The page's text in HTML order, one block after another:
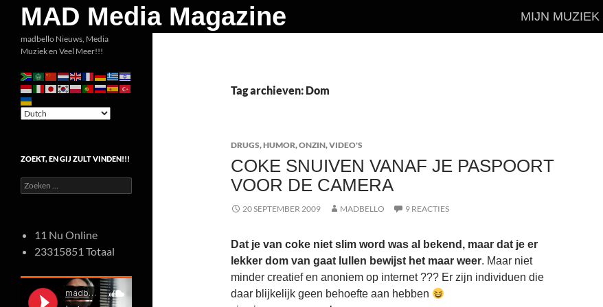
inhoud
MAD Media Magazine
Zoeken
MIJN MUZIEK
Tag archieven: Dom
DRUGS,HUMOR,ONZIN,VIDEO'S
COKE SNUIVEN VANAF JE PASPOORT
VOOR DE CAMERA
20 SEPTEMBER 2009 MADBELLO 9 REACTIES
Dat je van coke niet slim word was al bekend, maar dat je er
lekker dom van gaat lullen bewijst het maar weer. Maar niet
minder creatief en anoniem op internet ??? Er zijn individuen die
daar blijkelijk geen behoefte aan hebben
madbello Nieuws, Media
Muziek en Veel Meer!!!
ZOEKT, EN GIJ ZULT VINDEN!!!
Zoeken
naar:
11 Nu Online
23315851 Totaal